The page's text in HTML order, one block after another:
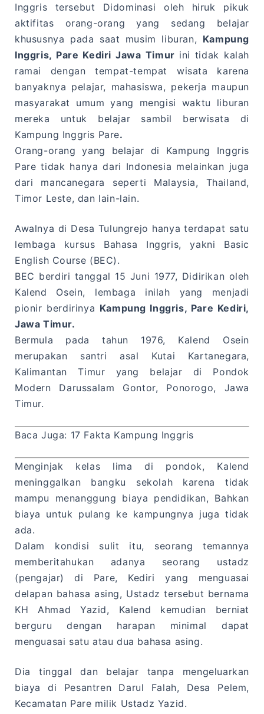
Inggris tersebut Didominasi oleh hiruk pikuk
aktifitas orang-orang yang sedang belajar
khususnya pada saat musim liburan, Kampung
Inggris, Pare Kediri Jawa Timur ini tidak kalah
ramai dengan tempat-tempat wisata karena
banyaknya pelajar, mahasiswa, pekerja maupun
masyarakat umum yang mengisi waktu liburan
mereka untuk belajar sambil berwisata di
Kampung Inggris Pare.
Orang-orang yang belajar di Kampung Inggris
Pare tidak hanya dari Indonesia melainkan juga
dari mancanegara seperti Malaysia, Thailand,
Timor Leste, dan lain-lain.
Awalnya di Desa Tulungrejo hanya terdapat satu
lembaga kursus Bahasa Inggris, yakni Basic
English Course (BEC).
BEC berdiri tanggal 15 Juni 1977, Didirikan oleh
Kalend Osein, lembaga inilah yang menjadi
pionir berdirinya Kampung Inggris, Pare Kediri,
Jawa Timur.
Bermula pada tahun 1976, Kalend Osein
merupakan santri asal Kutai Kartanegara,
Kalimantan Timur yang belajar di Pondok
Modern Darussalam Gontor, Ponorogo, Jawa
Timur.
Baca Juga: 17 Fakta Kampung Inggris
Menginjak kelas lima di pondok, Kalend
meninggalkan bangku sekolah karena tidak
mampu menanggung biaya pendidikan, Bahkan
biaya untuk pulang ke kampungnya juga tidak
ada.
Dalam kondisi sulit itu, seorang temannya
memberitahukan adanya seorang ustadz
(pengajar) di Pare, Kediri yang menguasai
delapan bahasa asing, Ustadz tersebut bernama
KH Ahmad Yazid, Kalend kemudian berniat
berguru dengan harapan minimal dapat
menguasai satu atau dua bahasa asing.
Dia tinggal dan belajar tanpa mengeluarkan
biaya di Pesantren Darul Falah, Desa Pelem,
Kecamatan Pare milik Ustadz Yazid.